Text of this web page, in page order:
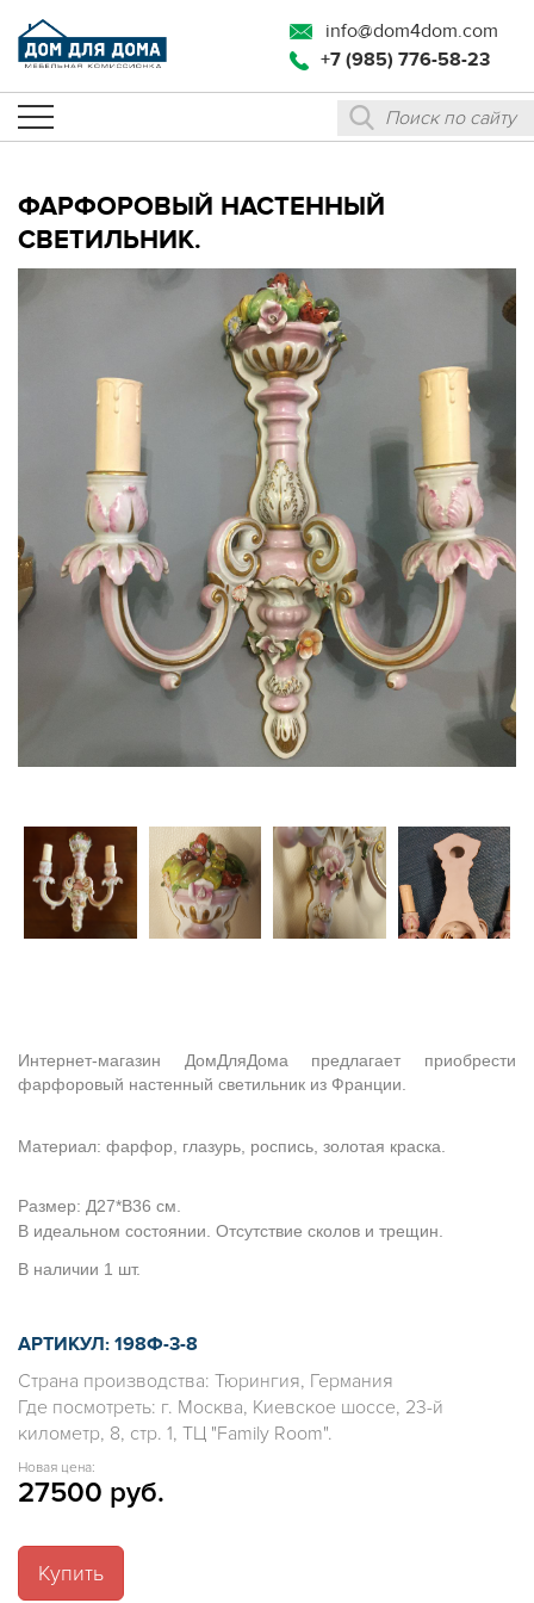
info@dom4dom.com
+7 (985) 776-58-23
ФАРФОРОВЫЙ НАСТЕННЫЙ
СВЕТИЛЬНИК.
Интернет-магазин ДомДляДома предлагает приобрести
фарфоровый настенный светильник из Франции.
Материал: фарфор, глазурь, роспись, золотая краска.
Размер: Д27*В36 см.
В идеальном состоянии. Отсутствие сколов и трещин.
В наличии 1 шт.
АРТИКУЛ: 198Ф-3-8
Страна производства: Тюрингия, Германия
Где посмотреть: г. Москва, Киевское шоссе, 23-й
километр, 8, стр. 1, ТЦ "Family Room".
Новая цена:
27500 руб.
Купить